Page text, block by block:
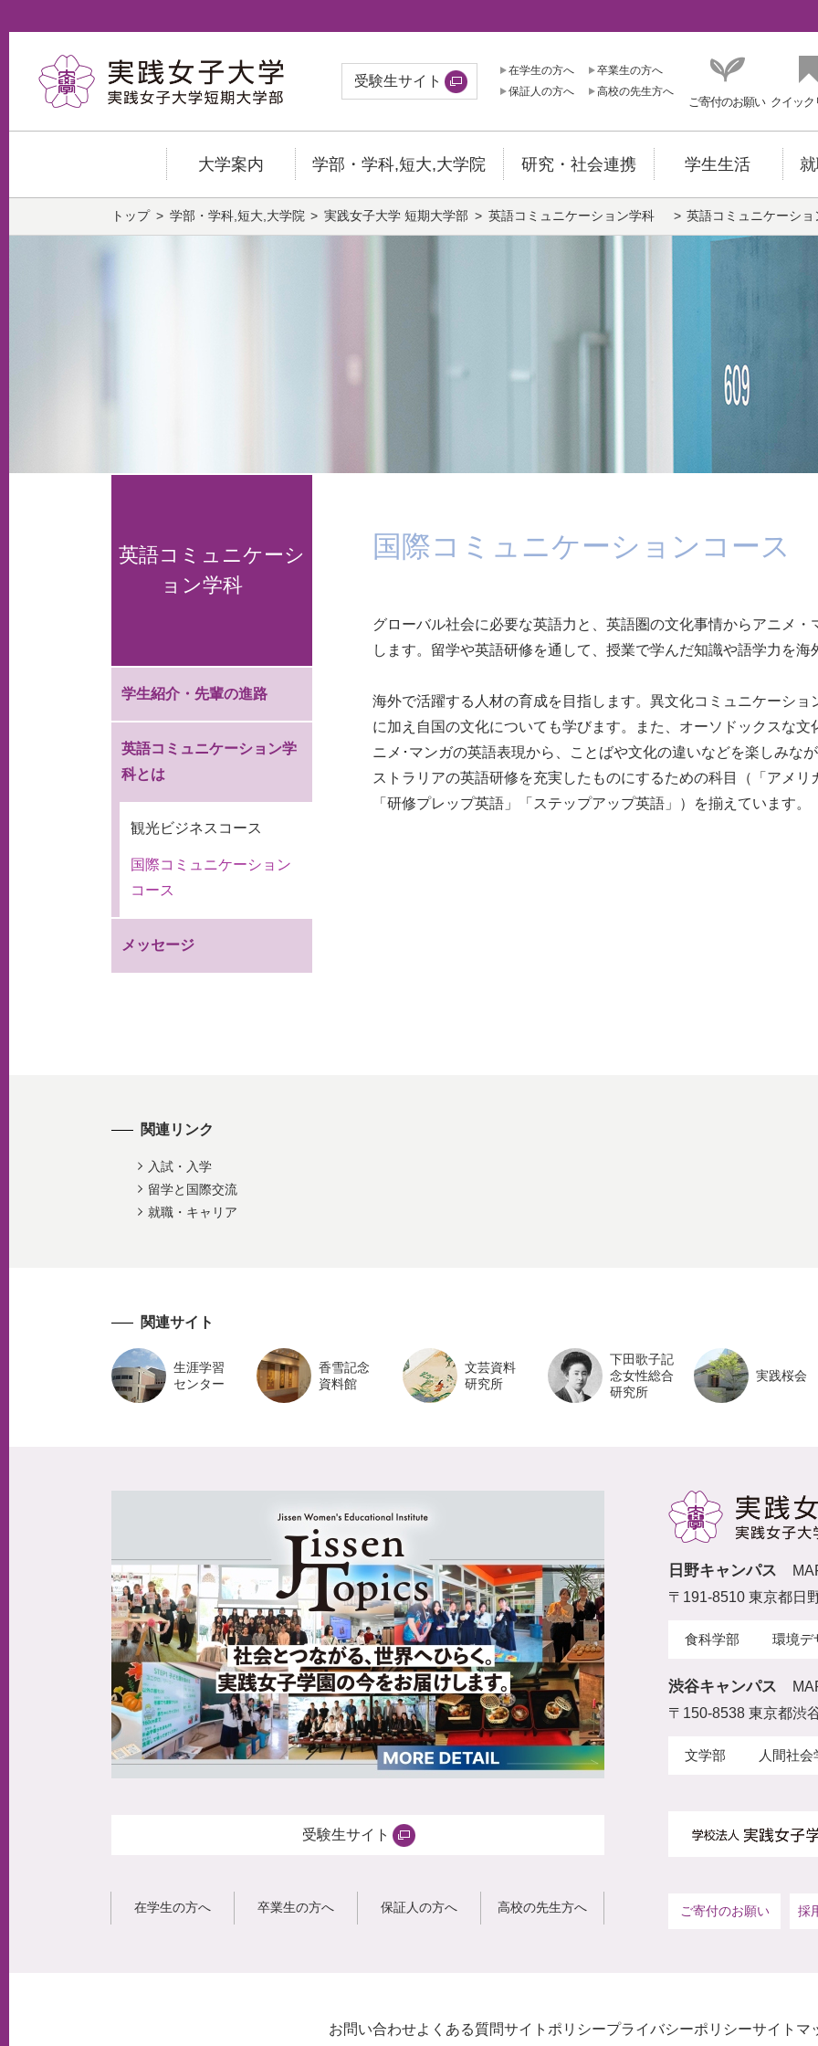
受験生サイト
在学生の方へ
卒業生の方へ
保証人の方へ
高校の先生方へ
ご寄付のお願い クイック
大学案内 学部・学科,短大,大学院 研究・社会連携 学生生活
トップ 学部・学科,短大,大学院 実践女子大学 短期大学部 英語コミュニケーション学科 英語コミュニケーショ
英語コミュニケーシ
ョン学科
学生紹介・先輩の進路
英語コミュニケーション学
科とは
観光ビジネスコース
国際コミュニケーション
コース
メッセージ
国際コミュニケーションコース
グローバル社会に必要な英語力と、英語圏の文化事情からアニメ
します。留学や英語研修を通して、授業で学んだ知識や語学力を海
海外で活躍する人材の育成を目指します。異文化コミュニケーシ
に加え自国の文化についても学びます。また、オーソドックスな
ニメ･マンガの英語表現から、ことばや文化の違いなどを楽しみな
ストラリアの英語研修を充実したものにするための科目（「アメリ
「研修プレップ英語」「ステップアップ英語」）を揃えています。
関連リンク
入試・入学
留学と国際交流
就職・キャリア
関連サイト
生涯学習
センター
香雪記念
資料館
文芸資料
研究所
下田歌子記
念女性総合
研究所
実践桜会
受験生サイト
在学生の方へ 卒業生の方へ 保証人の方へ 高校の先生方へ
日野キャンパス
〒191-8510 東京都日
食科学部 環境デ
渋谷キャンパス
〒150-8538 東京都渋
文学部 人間社会
ご寄付のお願い 採
お問い合わせよくある質問サイトポリシープライバシーポリシーサイトマ